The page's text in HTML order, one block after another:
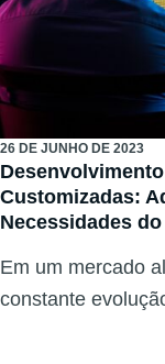
26 DE JUNHO DE 2023
Customizadas:
Necessidades
Em um mercado
constante